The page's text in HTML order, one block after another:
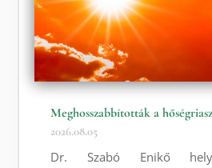
Meghosszabbították a
2026.08.05
Dr. Szabó Enikő